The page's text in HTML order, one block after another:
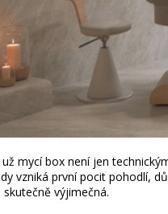
mycí box není jen
vzniká první pocit pohodlí,
výjimečná.